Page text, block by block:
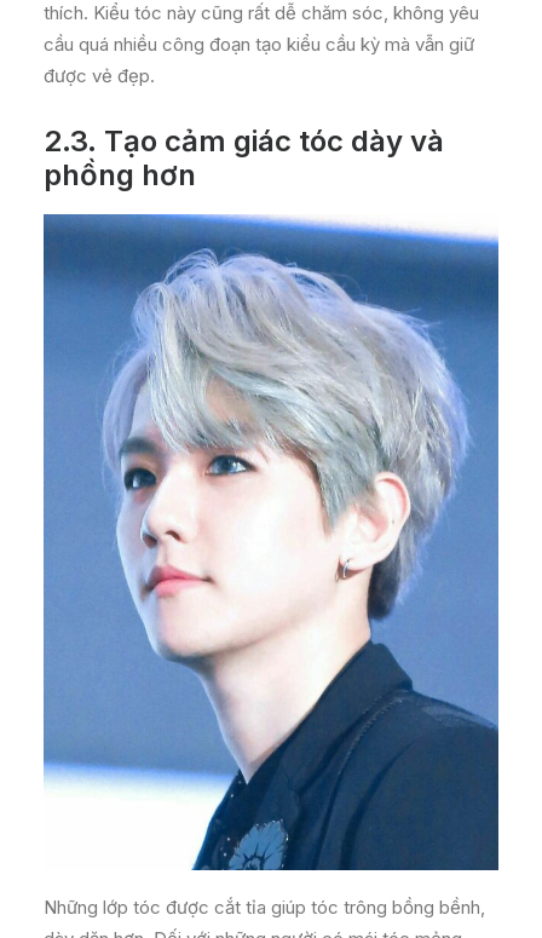
thích. Kiểu tóc này cũng rất dễ chăm sóc, không yêu
cầu quá nhiều công đoạn tạo kiểu cầu kỳ mà vẫn giữ
được vẻ đẹp.
2.3. Tạo cảm giác tóc dày và
phồng hơn
Những lớp tóc được cắt tỉa giúp tóc trông bồng bềnh,